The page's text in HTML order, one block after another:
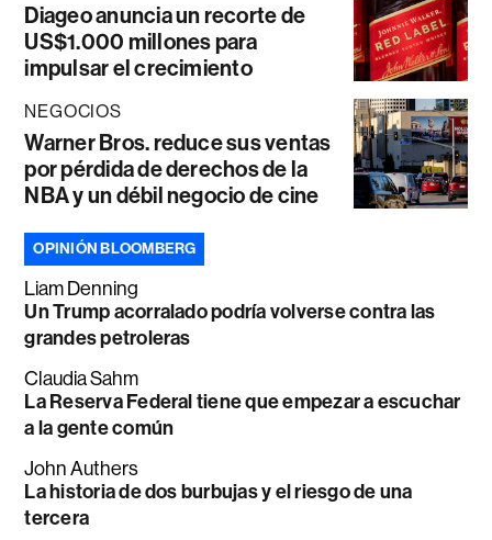
Diageo anuncia un recorte de
US$1.000 millones para
impulsar el crecimiento
NEGOCIOS
Warner Bros. reduce sus ventas
por pérdida de derechos de la
NBA y un débil negocio de cine
OPINIÓN BLOOMBERG
Liam Denning
Un Trump acorralado podría volverse contra las
grandes petroleras
Claudia Sahm
La Reserva Federal tiene que empezar a escuchar
a la gente común
John Authers
La historia de dos burbujas y el riesgo de una
tercera